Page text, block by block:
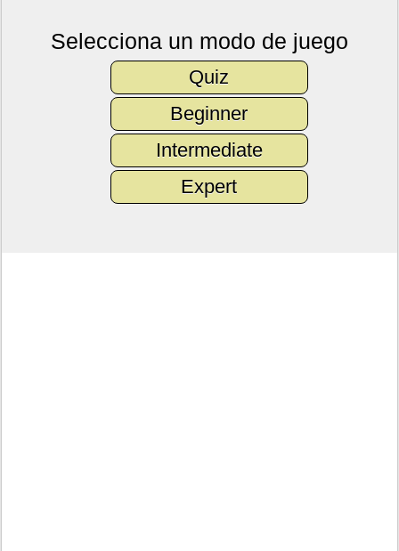
Selecciona un modo de juego
Quiz
Beginner
Intermediate
Expert